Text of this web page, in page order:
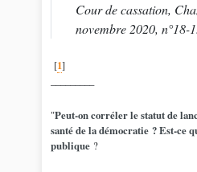
Cour de cassation,
novembre 2020, n°18-
[1]
"Peut-on corréler le statut de
santé de la démocratie ? Est-ce
publique?